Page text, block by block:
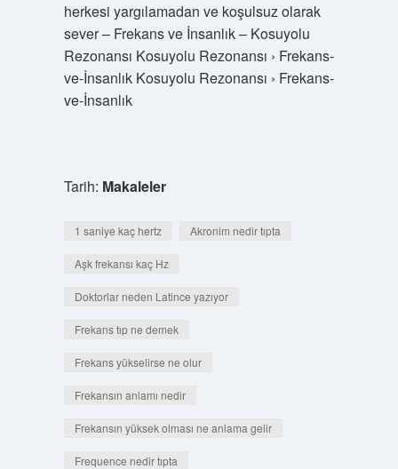
herkesi yargılamadan ve koşulsuz olarak
sever – Frekans ve İnsanlık – Kosuyolu
Rezonansı Kosuyolu Rezonansı › Frekans-
ve-İnsanlık Kosuyolu Rezonansı › Frekans-
ve-İnsanlık
Tarih: Makaleler
1 saniye kaç hertz Akronim nedir tıpta
Aşk frekansı kaç Hz
Doktorlar neden Latince yazıyor
Frekans tıp ne demek
Frekans yükselirse ne olur
Frekansın anlamı nedir
Frekansın yüksek olması ne anlama gelir
Frequence nedir tıpta